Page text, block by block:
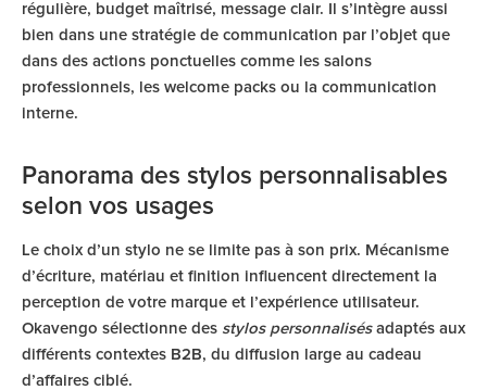
régulière, budget maîtrisé, message clair. Il s’intègre aussi
bien dans une stratégie de communication par l’objet que
dans des actions ponctuelles comme les salons
professionnels, les welcome packs ou la communication
interne.
Panorama des stylos personnalisables
selon vos usages
Le choix d’un stylo ne se limite pas à son prix. Mécanisme
d’écriture, matériau et finition influencent directement la
perception de votre marque et l’expérience utilisateur.
Okavengo sélectionne des stylos personnalisésadaptés aux
différents contextes B2B, du diffusion large au cadeau
d’affaires ciblé.